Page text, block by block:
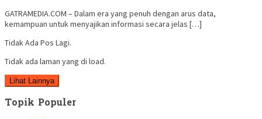
GATRAMEDIA.COM – Dalam era yang penuh dengan arus data,
kemampuan untuk menyajikan informasi secara jelas […]
Tidak Ada Pos Lagi.
Tidak ada laman yang di load.
Lihat Lainnya
Topik Populer